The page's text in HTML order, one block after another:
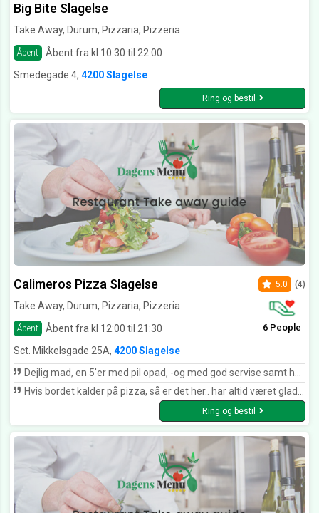
Big Bite Slagelse
Take Away, Durum, Pizzaria, Pizzeria
Åbent
Åbent fra kl 10:30 til 22:00
Smedegade 4, 4200 Slagelse
Ring og bestil
Calimeros Pizza Slagelse
Take Away, Durum, Pizzaria, Pizzeria
Åbent Åbent fra kl 12:00 til 21:30
5.0 (4)
6 People
Sct. Mikkelsgade 25A, 4200 Slagelse
Dejlig mad, en 5'er med pil opad, -og med god servise samt hurtig levering. -altid værd at få mad fra !
Hvis bordet kalder på pizza, så er det her.. har altid været glad for den..
Ring og bestil